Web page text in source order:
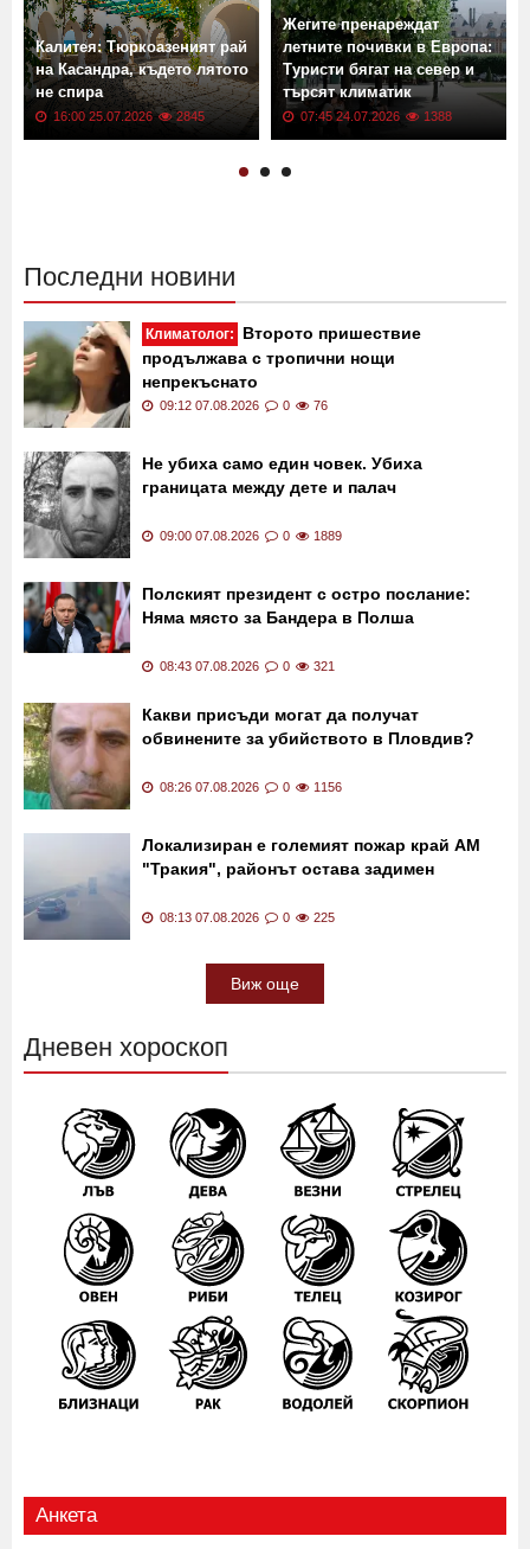
Калитея: Тюркоазеният рай
на Касандра, където лятото
не спира
16:00 25.07.2026 2845
Жегите пренареждат
летните почивки в Европа:
Туристи бягат на север и
търсят климатик
07:45 24.07.2026 1388
Последни новини
Климатолог:
Второто пришествие
продължава с тропични нощи
непрекъснато
09:12 07.08.2026 0 76
Не убиха само един човек. Убиха
границата между дете и палач
09:00 07.08.2026 0 1889
Полският президент с остро послание:
Няма място за Бандера в Полша
08:43 07.08.2026 0 321
Какви присъди могат да получат
обвинените за убийството в Пловдив?
08:26 07.08.2026 0 1156
Локализиран е големият пожар край АМ
"Тракия", районът остава задимен
08:13 07.08.2026 0 225
Виж още
Дневен хороскоп
Анкета